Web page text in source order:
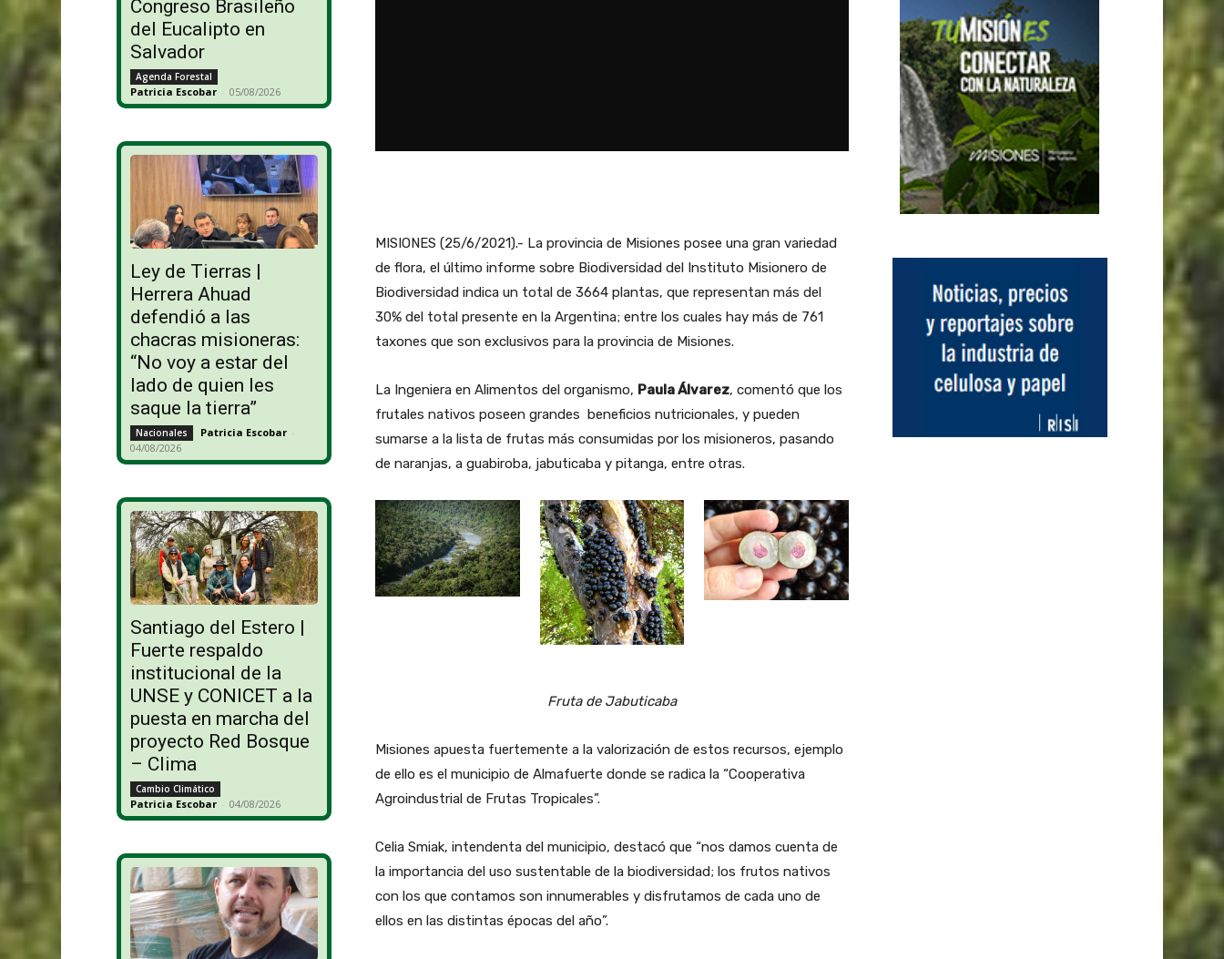
Congreso Brasileño
del Eucalipto en
Salvador
Agenda Forestal
Patricia Escobar - 05/08/2026
Ley de Tierras |
Herrera Ahuad
defendió a las
chacras misioneras:
“No voy a estar del
lado de quien les
saque la tierra”
Nacionales Patricia Escobar -
04/08/2026
Santiago del Estero |
Fuerte respaldo
institucional de la
UNSE y CONICET a la
puesta en marcha del
proyecto Red Bosque
– Clima
Cambio Climático
Patricia Escobar - 04/08/2026
MISIONES (25/6/2021).- La provincia de Misiones posee una gran variedad
de flora, el último informe sobre Biodiversidad del Instituto Misionero de
Biodiversidad indica un total de 3664 plantas, que representan más del
30% del total presente en la Argentina; entre los cuales hay más de 761
taxones que son exclusivos para la provincia de Misiones.
La Ingeniera en Alimentos del organismo, Paula Álvarez, comentó que los
frutales nativos poseen grandes beneficios nutricionales, y pueden
sumarse a la lista de frutas más consumidas por los misioneros, pasando
de naranjas, a guabiroba, jabuticaba y pitanga, entre otras.
Fruta de Jabuticaba
Misiones apuesta fuertemente a la valorización de estos recursos, ejemplo
de ello es el municipio de Almafuerte donde se radica la “Cooperativa
Agroindustrial de Frutas Tropicales”.
Celia Smiak, intendenta del municipio, destacó que “nos damos cuenta de
la importancia del uso sustentable de la biodiversidad; los frutos nativos
con los que contamos son innumerables y disfrutamos de cada uno de
ellos en las distintas épocas del año”.